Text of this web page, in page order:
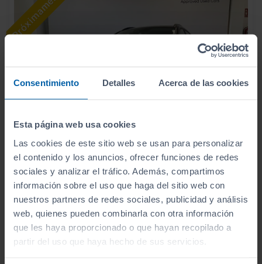
Consentimiento Detalles Acerca de las cookies
Esta página web usa cookies
Las cookies de este sitio web se usan para personalizar
el contenido y los anuncios, ofrecer funciones de redes
sociales y analizar el tráfico. Además, compartimos
información sobre el uso que haga del sitio web con
nuestros partners de redes sociales, publicidad y análisis
web, quienes pueden combinarla con otra información
que les haya proporcionado o que hayan recopilado a
partir del uso que haya hecho de sus servicios.
HYUNDAI BAYON
1.0T 66KW (90CV) TECNO
8.565 km
2026
Manual
Gasolina
21.200
252
€/mes